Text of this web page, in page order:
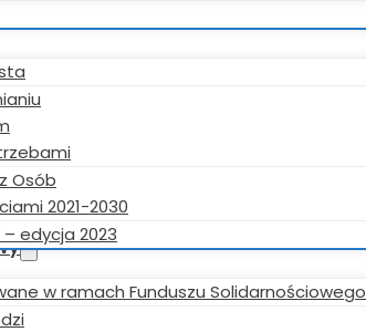
Osób
2021-2030
edycja 2023
w ramach Funduszu Solidarnościowego